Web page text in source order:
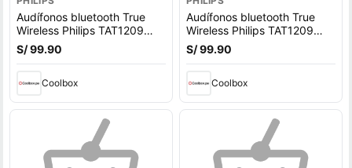
Audífonos bluetooth True
Wireless Philips TAT1209
control táctil, resistencia
IPX4, duración máx. 18
negro
S/ 99.90
Coolbox
Audífonos bluetooth True
Wireless Philips TAT1209
control táctil, resistencia
IPX4, duración máx. 18
blanco
S/ 99.90
Coolbox